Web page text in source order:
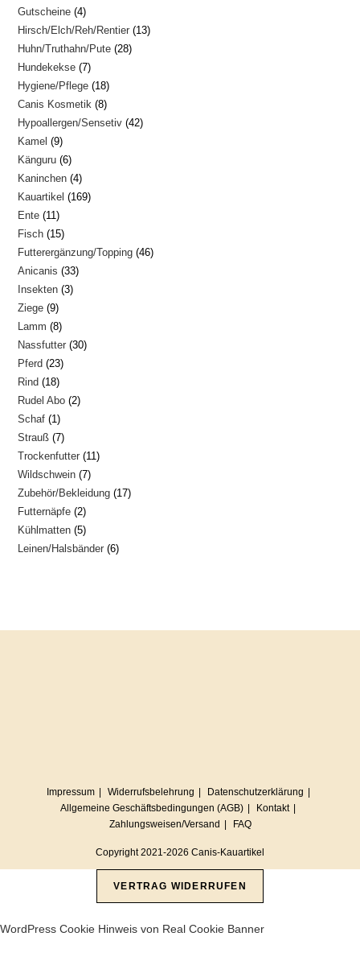
Produkte
Gutscheine 44
Produkte
Hirsch/Elch/Reh/Rentier 1313
Huhn/Truthahn/Pute 2828
Hundekekse 77
Produkte
Hygiene/Pflege 1818
Produkte
Canis Kosmetik 88
Produkte
Hypoallergen/Sensetiv 4242
Kamel 99
Produkte
Känguru 66
Produkte
Kaninchen 44
Produkte
Kauartikel 169169
Ente 1111
Produkte
Fisch 1515
Produkte
Futterergänzung/Topping 4646
Anicanis 3333
Insekten 33
Ziege 99
Produkte
Lamm 88
Produkte
Nassfutter 3030
Pferd 2323
Rind 1818
Produkte
Rudel Abo 22
Schaf 11
Produkt
Strauß 77
Produkte
Trockenfutter 1111
Wildschwein 77
Produkte
Zubehör/Bekleidung 1717
Futternäpfe 22
Produkte
Kühlmatten 55
Produkte
Leinen/Halsbänder 66
Impressum Widerrufsbelehrung
Datenschutzerklärung
Allgemeine Geschäftsbedingungen (AGB)
Kontakt
Zahlungsweisen/Versand
FAQ
Copyright 2021-2026 Canis-Kauartikel
VERTRAG WIDERRUFEN
WordPress Cookie Hinweis von Real Cookie Banner